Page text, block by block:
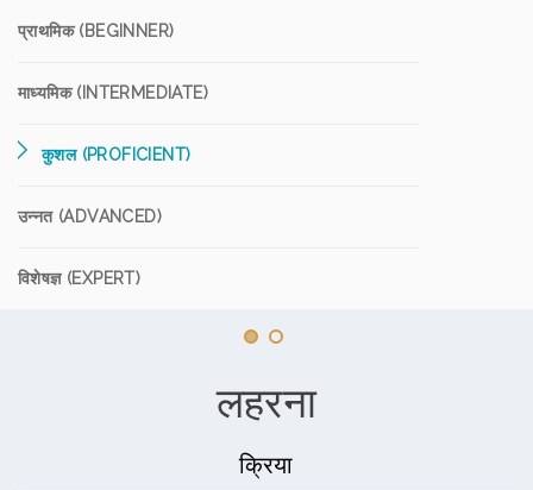
प्राथमिक (BEGINNER)
माध्यमिक (INTERMEDIATE)
कुशल (PROFICIENT)
उन्नत (ADVANCED)
विशेषज्ञ (EXPERT)
लहरना
क्रिया